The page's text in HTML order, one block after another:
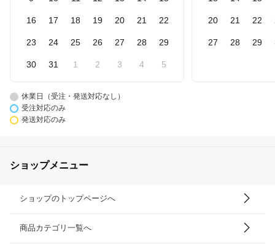
16 17 18 19 20 21 22
23 24 25 26 27 28 29
30 31 1 2 3 4 5
20 21 22
27 28 29
休業日（受注・発送対応なし）
受注対応のみ
発送対応のみ
ショップメニュー
ショップのトップページへ
商品カテゴリ一覧へ